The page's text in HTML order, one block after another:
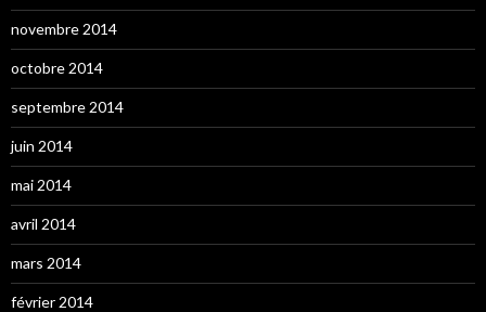
novembre 2014
octobre 2014
septembre 2014
juin 2014
mai 2014
avril 2014
mars 2014
février 2014